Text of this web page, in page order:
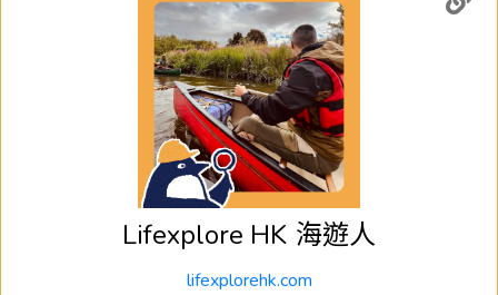
Lifexplore HK 海遊人
lifexplorehk.com